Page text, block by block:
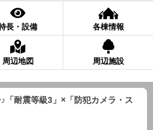
長・設備 各棟情報
周辺地図 周辺施設
「耐震等級3」×「防犯カメラ・ス